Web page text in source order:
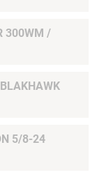
300WM /
5/8-24